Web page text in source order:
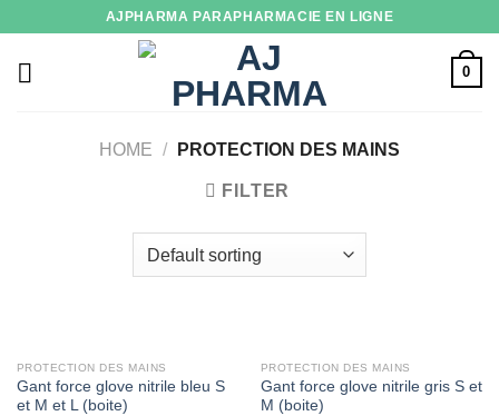
content
AJPHARMA PARAPHARMACIE EN LIGNE
0
HOME / PROTECTION DES MAINS
FILTER
PROTECTION DES MAINS
Gant force glove nitrile bleu S
et M et L (boite)
PROTECTION DES MAINS
Gant force glove nitrile gris S et
M (boite)